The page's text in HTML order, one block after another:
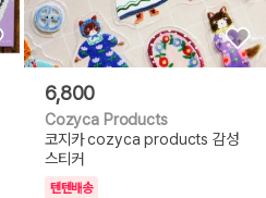
6,800
Cozyca Products
코지카 cozyca products 감성
스티커
텐텐배송